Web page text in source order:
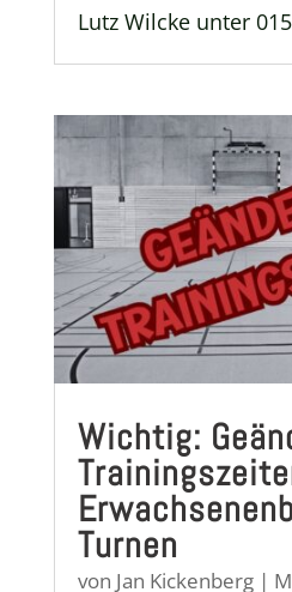
Lutz Wilcke unter
Wichtig:
Turnen
von Jan Kickenberg|